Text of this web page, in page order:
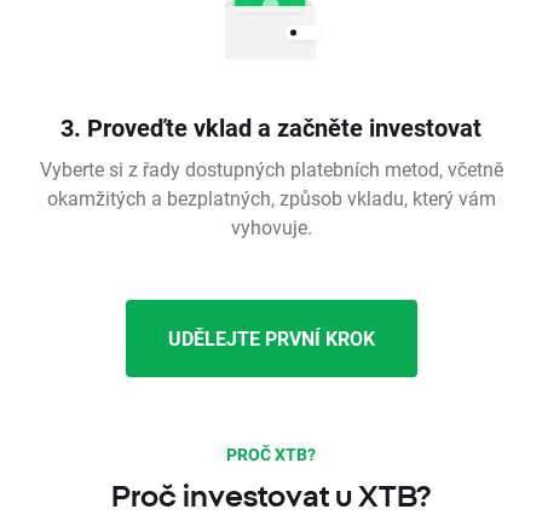
3. Proveďte vklad a začněte investovat
Vyberte si z řady dostupných platebních metod, včetně
okamžitých a bezplatných, způsob vkladu, který vám
vyhovuje.
UDĚLEJTE PRVNÍ KROK
PROČ XTB?
Proč investovat u XTB?